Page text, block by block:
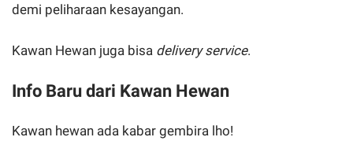
demi peliharaan kesayangan.
Kawan Hewan juga bisa delivery service.
Info Baru dari Kawan Hewan
Kawan hewan ada kabar gembira lho!